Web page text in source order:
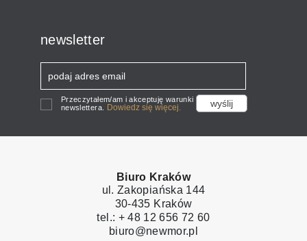
newsletter
Przeczytałem/am i akceptuję warunki
newslettera.
Dowiedz się więcej.
Biuro Kraków
ul. Zakopiańska 144
30-435 Kraków
tel.: + 48 12 656 72 60
biuro@newmor.pl